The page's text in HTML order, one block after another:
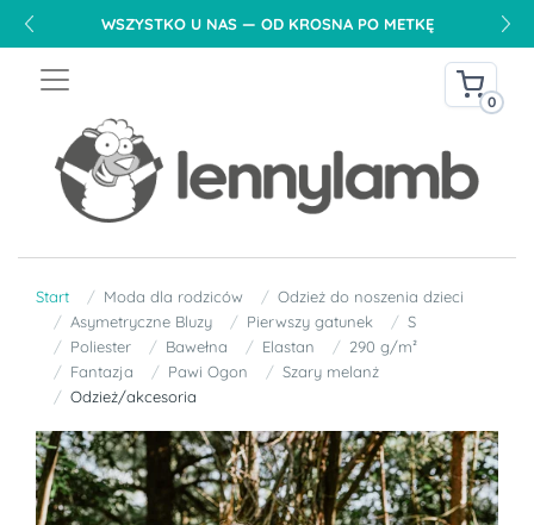
WSZYSTKO U NAS — OD KROSNA PO METKĘ
0
Start Moda dla rodziców
Odzież do noszenia dzieci
Asymetryczne Bluzy
Pierwszy gatunek
S
Poliester
Bawełna Elastan
290 g/m²
Fantazja
Pawi Ogon
Szary melanż
Odzież/akcesoria